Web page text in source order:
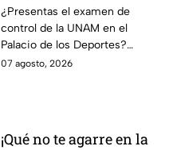
Así puedes llegar al
Palacio de los Deportes
en Metro, camión y
Metrobús
¿Presentas el examen de
control de la UNAM en el
Palacio de los Deportes?
Consulta cómo llegar en
07 agosto, 2026
¡Qué no te agarre en la